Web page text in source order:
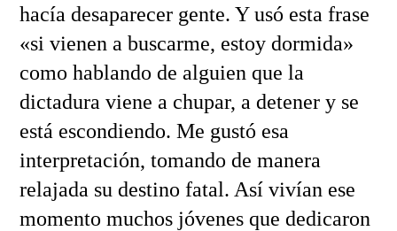
hacía desaparecer gente. Y usó esta frase
«si vienen a buscarme, estoy dormida»
como hablando de alguien que la
dictadura viene a chupar, a detener y se
está escondiendo. Me gustó esa
interpretación, tomando de manera
relajada su destino fatal. Así vivían ese
momento muchos jóvenes que dedicaron